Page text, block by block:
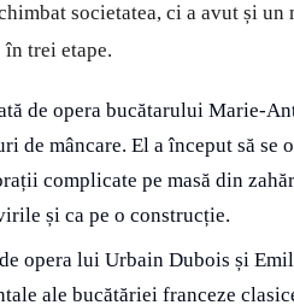
societatea, ci a avut și
trei etape.
de opera bucătarului Marie-
de mâncare. El a început să
complicate pe masă din
și ca pe o construcție.
opera lui Urbain Dubois și
ale bucătăriei franceze